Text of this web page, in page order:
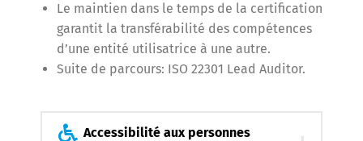
Le maintien dans le temps de la certification
garantit la transférabilité des compétences
d’une entité utilisatrice à une autre.
Suite de parcours: ISO 22301 Lead Auditor.
Accessibilité aux personnes